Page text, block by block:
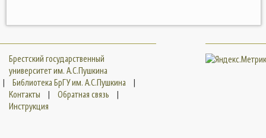
Брестский государственный
университет им. А.С.Пушкина
|
Библиотека БрГУ им. А.С.Пушкина
|
Контакты
| Обратная связь
|
Инструкция